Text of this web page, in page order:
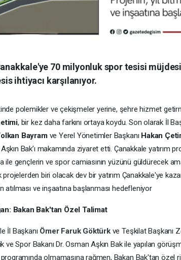
70 milyonluk spor tesisi
ihtiyacı karşılanıyor.
polemikler ve çekişmeler yerine, şehre hizmet
, bir kez daha farkını ortaya koydu. Son olarak İl
Bayramve Yerel Yönetimler Başkanı Hakan
Bak’ı makamında ziyaret etti. Çanakkale yatırım
ile gençlerin ve spor camiasının yüzünü güldürecek
projelerden biri olacak dev bir yatırım Çanakkale'ye
atılması ve inşaatına başlanması hedefleniyor
Bakan Bak'tan Özel Talimat
İl Başkanı Ömer Faruk Göktürk ve Teşkilat Başkanı
ve Spor Bakanı Dr. Osman Aşkın Bak ile yapılan
programında olmamasına rağmen, Bakan Bak'tan özel